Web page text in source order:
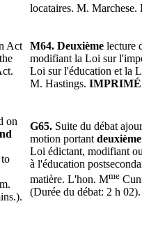
locataires. M. Marchese.
Act
M64. Deuxième lecture
modifiant la Loi sur
Loi sur l'éducation et la
M. Hastings. IMPRIMÉ
on
G65. Suite du débat
motion portant deuxième
Loi édictant, modifiant
à l'éducation
matière. L'hon. Mme
(Durée du débat: 2 h 02).